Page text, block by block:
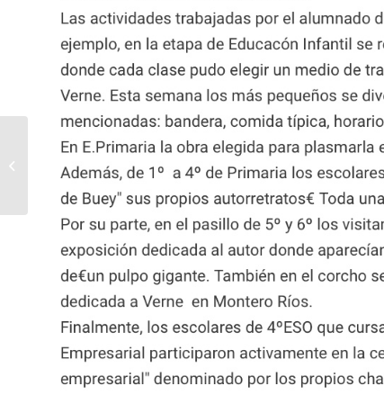
Primeiro premio na
feira científica Zientzia
Azoka